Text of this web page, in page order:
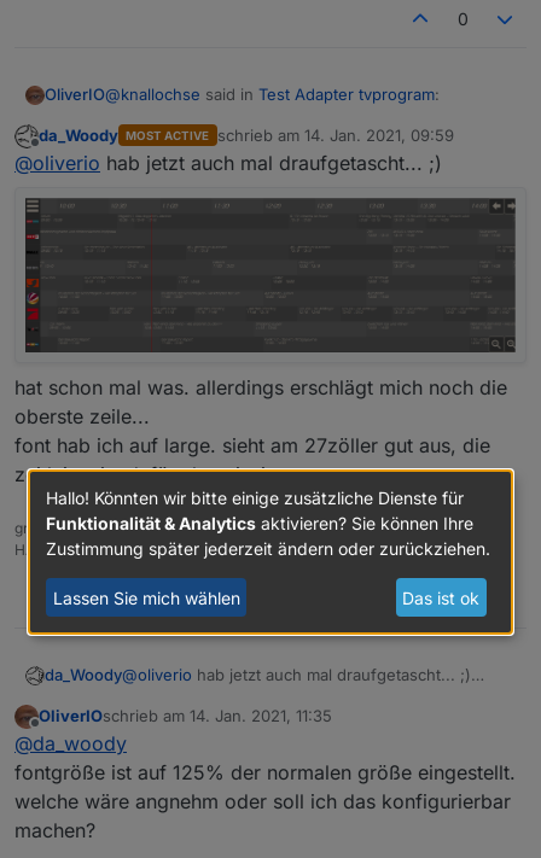
Ich bin echt begeistert. Vielen Dank.
0
OliverIO@knallochse said in Test Adapter tvprogram:
Änderungen von widthItem & heighRow sieht
normal)
ne, eigentlich auch im Editor. da schau ich heute
Offline
da_Woody MOST ACTIVE schrieb am 14. Jan. 2021, 09:59
zuletzt editiert von
@oliverio hab jetzt auch mal draufgetascht... ;)
hat schon mal was. allerdings erschlägt mich noch die
oberste zeile...
font hab ich auf large. sieht am 27zöller gut aus, die
zeitleiste ist dafür aber riesig.
gruß vom Woody
HAPPINESS is not a DESTINATION, it's a WAY of LIFE!
0
da_Woody@oliverio hab jetzt auch mal draufgetascht... ;)
Offline
OliverIOschrieb am 14. Jan. 2021, 11:35
zuletzt editiert von
@da_woody
fontgröße ist auf 125% der normalen größe eingestellt.
welche wäre angnehm oder soll ich das konfigurierbar
machen?
Hallo! Könnten wir bitte einige zusätzliche Dienste für
Funktionalität & Analytics aktivieren? Sie können Ihre
Zustimmung später jederzeit ändern oder zurückziehen.
Lassen Sie mich wählen Das ist ok